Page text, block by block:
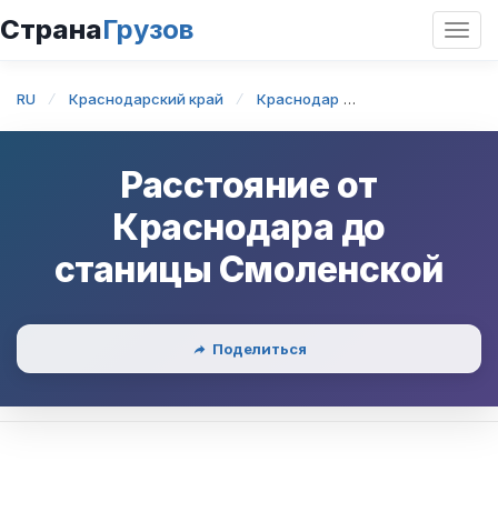
СтранаГрузов
RU Краснодарский край Краснодар
Расстояние от
Краснодара до
станицы Смоленской
Поделиться